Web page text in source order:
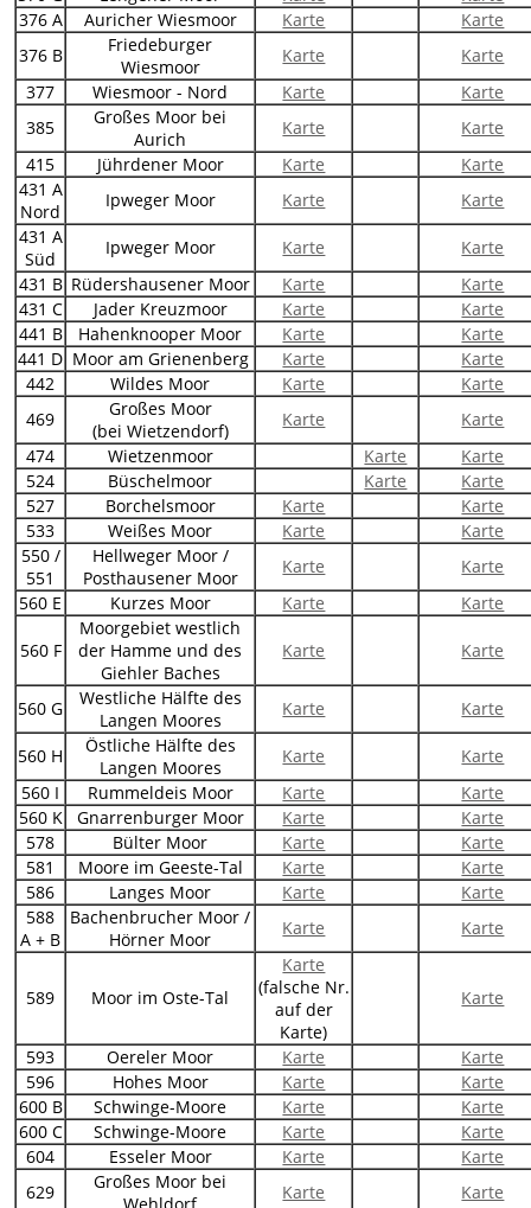
376 A
Auricher Wiesmoor Karte
Karte
376 B
Friedeburger
Wiesmoor
Karte
Karte
377
Wiesmoor - Nord Karte
Karte
385
Großes Moor bei
Aurich
Karte
Karte
415
Jührdener Moor Karte
Karte
431 A
Nord
Ipweger Moor Karte
Karte
431 A
Süd
Ipweger Moor Karte
Karte
431 B Rüdershausener Moor Karte
Karte
431 C
Jader Kreuzmoor Karte
Karte
441 B
Hahenknooper Moor Karte
Karte
441 D Moor am Grienenberg Karte
Karte
442
Wildes Moor Karte
Karte
469
Großes Moor
(bei Wietzendorf)
Karte
Karte
474
Wietzenmoor Karte
Karte
524
Büschelmoor Karte
Karte
527
Borchelsmoor Karte
Karte
533
Weißes Moor Karte
Karte
550 /
551
Hellweger Moor /
Posthausener Moor
Karte
Karte
560 E
Kurzes Moor Karte Karte
560 F
Moorgebiet westlich
der Hamme und des
Giehler Baches
Karte Karte
560 G
Westliche Hälfte des
Langen Moores
Karte Karte
560 H
Östliche Hälfte des
Langen Moores
Karte
Karte
560 I
Rummeldeis Moor Karte
Karte
560 K
Gnarrenburger Moor Karte
Karte
578
Bülter Moor Karte
Karte
581
Moore im Geeste-Tal Karte
Karte
586
Langes Moor Karte
Karte
588
A + B
Bachenbrucher Moor /
Hörner Moor
Karte Karte
589 Moor im Oste-Tal
Karte
(falsche Nr.
auf der
Karte)
Karte
593 Oereler Moor Karte
Karte
596
Hohes Moor Karte
Karte
600 B
Schwinge-Moore Karte
Karte
600 C
Schwinge-Moore Karte
Karte
604
Esseler Moor Karte
Karte
629
Großes Moor bei
Wehldorf
Karte
Karte